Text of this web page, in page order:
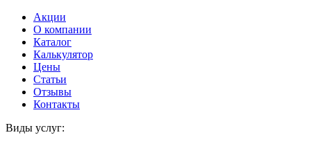
Акции
О компании
Каталог
Калькулятор
Цены
Статьи
Отзывы
Контакты
Виды услуг: